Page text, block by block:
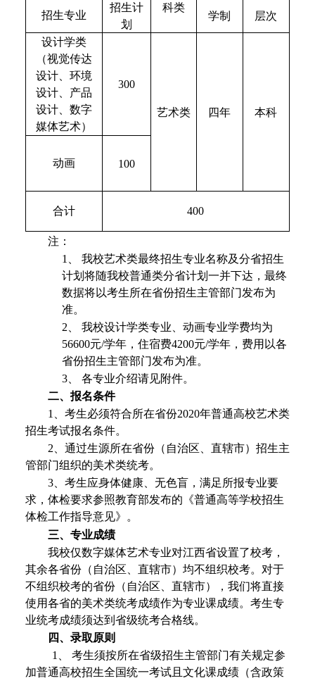
招生专业
招生计
划
科类
学制 层次
设计学类
（视觉传达
设计、环境
设计、产品
设计、数字
媒体艺术）
300
艺术类 四年 本科
动画 100
合计 400
注：
1、 我校艺术类最终招生专业名称及分省招生
计划将随我校普通类分省计划一并下达，最终
数据将以考生所在省份招生主管部门发布为
准。
2、 我校设计学类专业、动画专业学费均为
56600元/学年，住宿费4200元/学年，费用以各
省份招生主管部门发布为准。
3、 各专业介绍请见附件。
二、报名条件
1、 考生必须符合所在省份2020年普通高校艺术类
招生考试报名条件。
2、通过生源所在省份（自治区、直辖市）招生主
管部门组织的美术类统考。
3、 考生应身体健康、无色盲， 满足所报专业要
求， 体检要求参照教育部发布的《普通高等学校招生
体检工作指导意见》。
三、专业成绩
我校仅数字媒体艺术专业对江西省设置了校考，
其余各省份（自治区、直辖市）均不组织校考。对于
不组织校考的省份（自治区、直辖市），我们将直接
使用各省的美术类统考成绩作为专业课成绩。考生专
业统考成绩须达到省级统考合格线。
四、录取原则
1、 考生须按所在省级招生主管部门有关规定参
加普通高校招生全国统一考试且文化课成绩（含政策